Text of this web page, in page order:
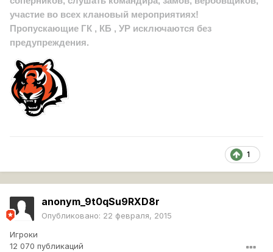
участие во всех клановый мероприятиях!
Пропускающие ГК , КБ , УР исключаются без
предупреждения.
1
anonym_9t0qSu9RXD8r
Опубликовано: 22 февраля, 2015
Игроки
12 070 публикаций